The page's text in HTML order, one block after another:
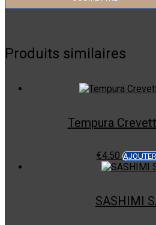
Produits similaires
Tempura
€4.50
SASHIMI